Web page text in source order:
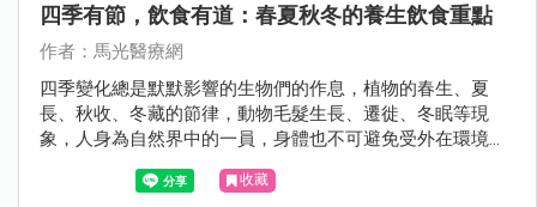
四季有節，飲食有道：春夏秋冬的養生飲食重點
作者：馬光醫療網
四季變化總是默默影響的生物們的作息，植物的春生、夏
長、秋收、冬藏的節律，動物毛髮生長、遷徙、冬眠等現
象，人身為自然界中的一員，身體也不可避免受外在環境而
收藏